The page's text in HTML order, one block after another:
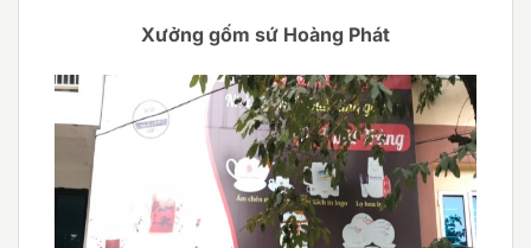
Xưởng gốm sứ Hoàng Phát